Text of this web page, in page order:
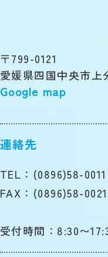
〒799-0121
愛媛県四国中央市上
Google map
連絡先
TEL：(0896)58-0011
FAX：(0896)58-0021
受付時間：8:30〜